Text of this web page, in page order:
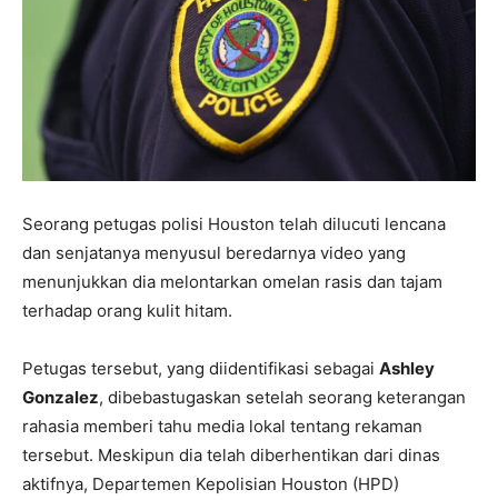
Seorang petugas polisi Houston telah dilucuti lencana
dan senjatanya menyusul beredarnya video yang
menunjukkan dia melontarkan omelan rasis dan tajam
terhadap orang kulit hitam.
Petugas tersebut, yang diidentifikasi sebagai Ashley
Gonzalez, dibebastugaskan setelah seorang keterangan
rahasia memberi tahu media lokal tentang rekaman
tersebut. Meskipun dia telah diberhentikan dari dinas
aktifnya, Departemen Kepolisian Houston (HPD)